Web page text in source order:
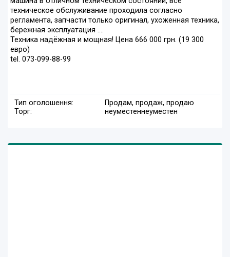
техническое обслуживание проходила согласно
регламента, запчасти только оригинал, ухоженная техника,
бережная эксплуатация ....
Техника надёжная и мощная! Цена 666 000 грн. (19 300
евро)
tel. 073-099-88-99
Тип оголошення:
Продам, продаж, продаю
Торг:
неуместеннеуместен